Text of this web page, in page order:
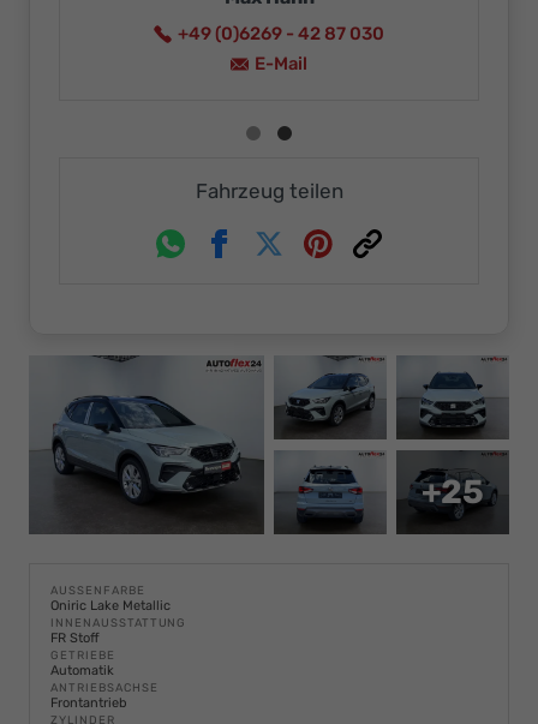
+49 (0)6269 - 4287015
Fahrzeug teilen
WhatsappFacebookTwitterPinterest
Link
+25
AUSSENFARBE
Oniric Lake Metallic
INNENAUSSTATTUNG
FR Stoff
GETRIEBE
Automatik
ANTRIEBSACHSE
Frontantrieb
ZYLINDER